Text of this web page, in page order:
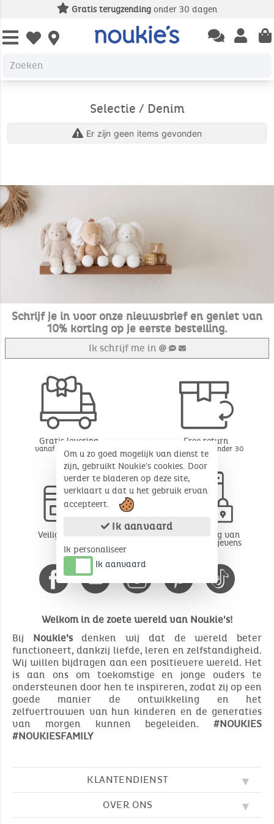
Gratis terugzending onder 30 dagen
Open wishlist Open
Open
Selectie / Denim
Er zijn geen items gevonden
Schrijf je in voor onze nieuwsbrief en geniet van
10% korting op je eerste bestelling.
Ik schrijf me in
Gratis levering
vanaf 49€ aankoop
Free return
BE - FR - LU onder 30
dagen*
Veilige betaling Bescherming van
persoonsgegevens
Welkom in de zoete wereld van Noukie's!
Bij Noukie’sdenken wij dat de wereld beter
functioneert, dankzij liefde, leren en zelfstandigheid.
Wij willen bijdragen aan een positievere wereld. Het
is aan ons om toekomstige en jonge ouders te
ondersteunen door hen te inspireren, zodat zij op een
goede manier de ontwikkeling en het
zelfvertrouwen van hun kinderen en de generaties
van morgen kunnen begeleiden. #NOUKIES
#NOUKIESFAMILY
KLANTENDIENST
FAQ
OVER ONS
Om u zo goed mogelijk van dienst te
zijn, gebruikt Noukie's cookies. Door
verder te bladeren op deze site,
verklaart u dat u het gebruik ervan
accepteert.
Ik aanvaard
Ik personaliseer
Ik aanvaard